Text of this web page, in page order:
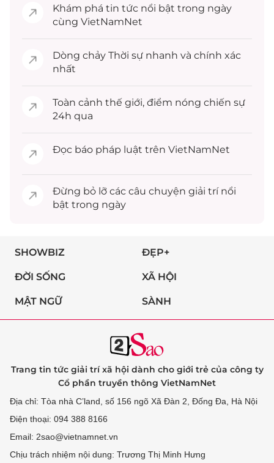
Khám phá tin tức nổi bật trong ngày
cùng VietNamNet
Dòng chảy Thời sự nhanh và chính xác
nhất
Toàn cảnh thế giới, điểm nóng chiến sự
24h qua
Đọc báo pháp luật trên VietNamNet
Đừng bỏ lỡ các câu chuyện giải trínổi
bật trong ngày
SHOWBIZ ĐẸP+
ĐỜI SỐNG XÃ HỘI
MẬT NGỮ SÀNH
Trang tin tức giải trí xã hội dành cho giới trẻ của công ty
Cổ phần truyền thông VietNamNet
Địa chỉ: Tòa nhà C’land, số 156 ngõ Xã Đàn 2, Đống Đa, Hà Nội
Điện thoại: 094 388 8166
Email: 2sao@vietnamnet.vn
Chịu trách nhiệm nội dung: Trương Thị Minh Hưng